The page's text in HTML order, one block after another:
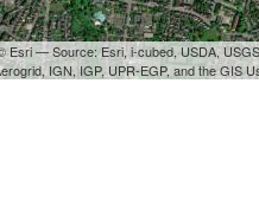
Esri — Source: Esri, i-cubed, USDA,
IGN, IGP, UPR-EGP, and the GIS